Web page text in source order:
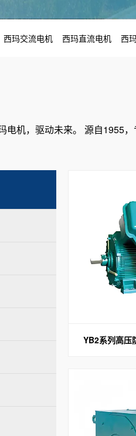
西玛交流电机 西玛直流电机 西
电机，驱动未来。 源自1955
YB2系列高压